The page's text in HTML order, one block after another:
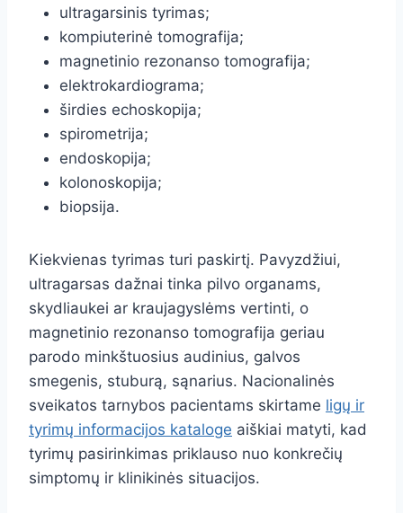
ultragarsinis tyrimas;
kompiuterinė tomografija;
magnetinio rezonanso tomografija;
elektrokardiograma;
širdies echoskopija;
spirometrija;
endoskopija;
kolonoskopija;
biopsija.
Kiekvienas tyrimas turi paskirtį. Pavyzdžiui,
ultragarsas dažnai tinka pilvo organams,
skydliaukei ar kraujagyslėms vertinti, o
magnetinio rezonanso tomografija geriau
parodo minkštuosius audinius, galvos
smegenis, stuburą, sąnarius. Nacionalinės
sveikatos tarnybos pacientams skirtame ligų ir
tyrimų informacijos kataloge aiškiai matyti, kad
tyrimų pasirinkimas priklauso nuo konkrečių
simptomų ir klinikinės situacijos.